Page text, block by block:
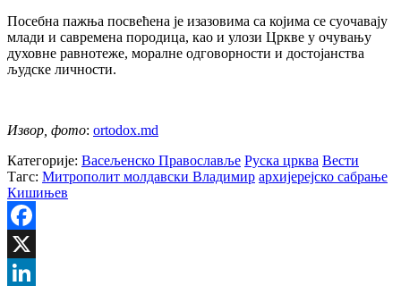
Посебна пажња посвећена је изазовима са којима се суочавају
млади и савремена породица, као и улози Цркве у очувању
духовне равнотеже, моралне одговорности и достојанства
људске личности.
Извор, фото: ortodox.md
Категорије: Васељенско Православље Руска црква Вести
Тагс: Митрополит молдавски Владимир архијерејско сабрање
Кишињев
Facebook
X